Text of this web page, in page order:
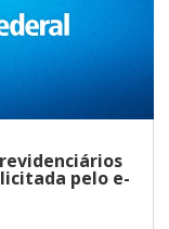
pelo e-